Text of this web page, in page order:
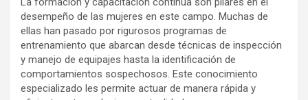
desempeño de las mujeres en este campo. Muchas de
ellas han pasado por rigurosos programas de
entrenamiento que abarcan desde técnicas de inspección
y manejo de equipajes hasta la identificación de
comportamientos sospechosos. Este conocimiento
especializado les permite actuar de manera rápida y